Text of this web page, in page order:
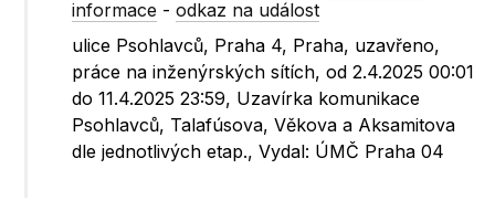
informace -odkaz na událost
ulice Psohlavců, Praha 4, Praha, uzavřeno,
práce na inženýrských sítích, od 2.4.2025 00:01
do 11.4.2025 23:59, Uzavírka komunikace
Psohlavců, Talafúsova, Věkova a Aksamitova
dle jednotlivých etap., Vydal: ÚMČ Praha 04